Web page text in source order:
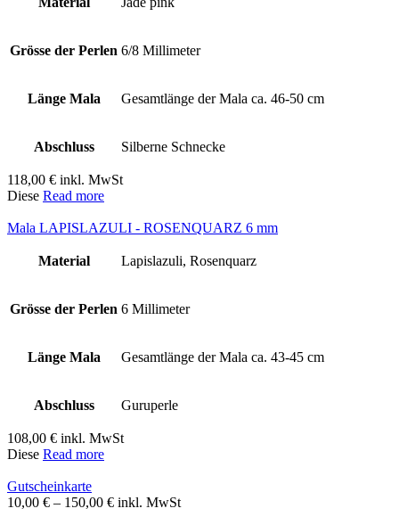
Grösse der Perlen 6/8 Millimeter
Länge Mala Gesamtlänge der Mala ca. 46-50 cm
Abschluss Silberne Schnecke
118,00 € inkl. MwSt
Diese Read more
Mala LAPISLAZULI - ROSENQUARZ 6 mm
Material Lapislazuli, Rosenquarz
Grösse der Perlen 6 Millimeter
Länge Mala Gesamtlänge der Mala ca. 43-45 cm
Abschluss Guruperle
108,00 € inkl. MwSt
Diese Read more
Gutscheinkarte
10,00 € – 150,00 €Preisspanne:
inkl. MwSt